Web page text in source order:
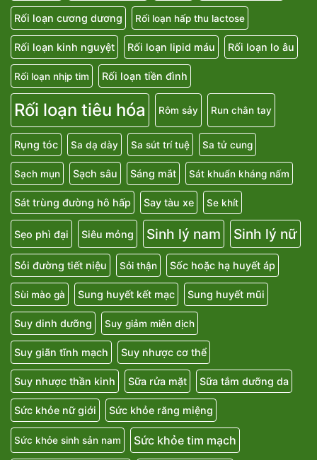
Rối loạn cương dương Rối loạn hấp thu lactose
Rối loạn kinh nguyệt Rối loạn lipid máu Rối loạn lo âu
Rối loạn nhịp tim Rối loạn tiền đình
Rối loạn tiêu hóa Rôm sảy Run chân tay
Rụng tóc Sa dạ dày Sa sút trí tuệ Sa tử cung
Sạch mụn Sạch sâu Sáng mắt Sát khuẩn kháng nấm
Sát trùng đường hô hấp Say tàu xe Se khít
Sẹo phì đại Siêu mỏng Sinh lý nam Sinh lý nữ
Sỏi đường tiết niệu Sỏi thận Sốc hoặc hạ huyết áp
Sùi mào gà Sung huyết kết mạc Sung huyết mũi
Suy dinh dưỡng Suy giảm miễn dịch
Suy giãn tĩnh mạch Suy nhược cơ thể
Suy nhược thần kinh Sữa rửa mặt Sữa tắm dưỡng da
Sức khỏe nữ giới Sức khỏe răng miệng
Sức khỏe sinh sản nam Sức khỏe tim mạch